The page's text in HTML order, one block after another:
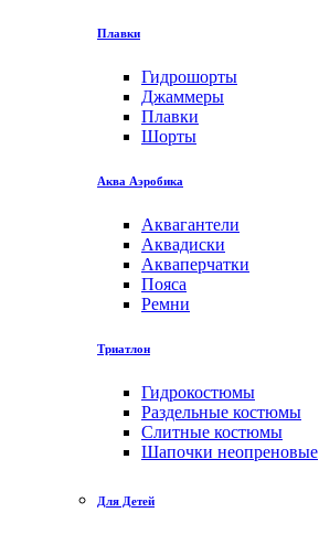
Плавки
Гидрошорты
Джаммеры
Плавки
Шорты
Аква Аэробика
Аквагантели
Аквадиски
Акваперчатки
Пояса
Ремни
Триатлон
Гидрокостюмы
Раздельные костюмы
Слитные костюмы
Шапочки неопреновые
Для Детей